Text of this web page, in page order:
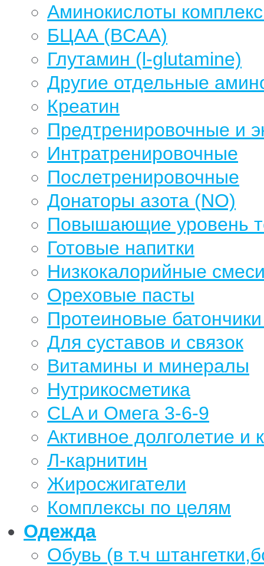
Аминокислоты
БЦАА (BCAA)
Глутамин (l-glutamine)
Другие отдельные
Креатин
Предтренировочные и
Интратренировочные
Послетренировочные
Донаторы азота (NO)
Повышающие уровень
Готовые напитки
Низкокалорийные
Ореховые пасты
Протеиновые
Для суставов и связок
Витамины и минералы
Нутрикосметика
CLA и Омега 3-6-9
Активное долголетие и
Л-карнитин
Жиросжигатели
Комплексы по целям
Одежда
Обувь (в т.ч